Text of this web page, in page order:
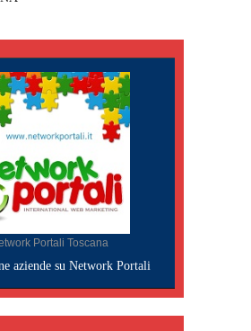
Portali Toscana
aziende su Network Portali